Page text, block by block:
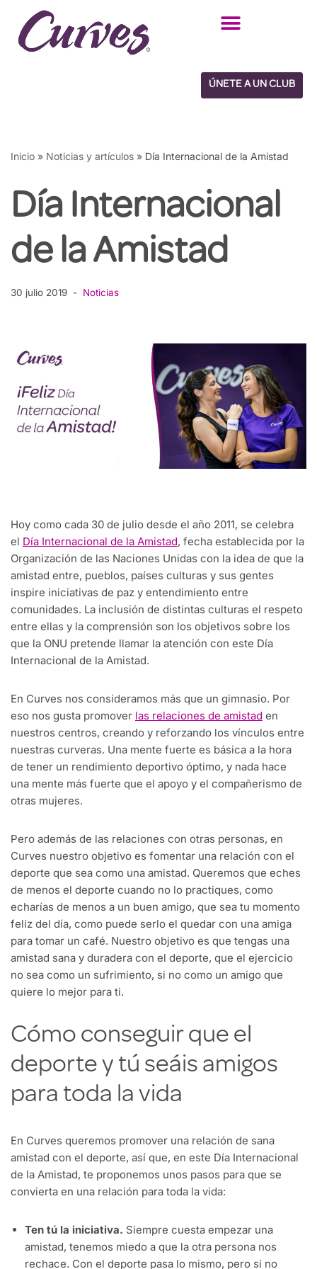
Saltar
ÚNETE A UN CLUB
Inicio » Noticias y artículos » Día Internacional de la Amistad
Día Internacional
de la Amistad
30 julio 2019 Noticias
Hoy como cada 30 de julio desde el año 2011, se celebra
el Día Internacional de la Amistad, fecha establecida por la
Organización de las Naciones Unidas con la idea de que la
amistad entre, pueblos, países culturas y sus gentes
inspire iniciativas de paz y entendimiento entre
comunidades. La inclusión de distintas culturas el respeto
entre ellas y la comprensión son los objetivos sobre los
que la ONU pretende llamar la atención con este Día
Internacional de la Amistad.
En Curves nos consideramos más que un gimnasio. Por
eso nos gusta promover las relaciones de amistad en
nuestros centros, creando y reforzando los vínculos entre
nuestras curveras. Una mente fuerte es básica a la hora
de tener un rendimiento deportivo óptimo, y nada hace
una mente más fuerte que el apoyo y el compañerismo de
otras mujeres.
Pero además de las relaciones con otras personas, en
Curves nuestro objetivo es fomentar una relación con el
deporte que sea como una amistad. Queremos que eches
de menos el deporte cuando no lo practiques, como
echarías de menos a un buen amigo, que sea tu momento
feliz del día, como puede serlo el quedar con una amiga
para tomar un café. Nuestro objetivo es que tengas una
amistad sana y duradera con el deporte, que el ejercicio
no sea como un sufrimiento, si no como un amigo que
quiere lo mejor para ti.
Cómo conseguir que el
deporte y tú seáis amigos
para toda la vida
En Curves queremos promover una relación de sana
amistad con el deporte, así que, en este Día Internacional
de la Amistad, te proponemos unos pasos para que se
convierta en una relación para toda la vida:
Ten tú la iniciativa. Siempre cuesta empezar una
amistad, tenemos miedo a que la otra persona nos
rechace. Con el deporte pasa lo mismo, pero si no